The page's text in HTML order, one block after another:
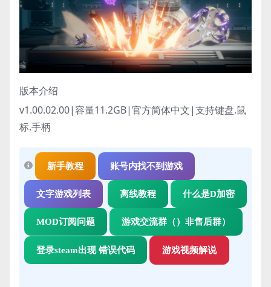
版本介绍
v1.00.02.00|容量11.2GB|官方简体中文|支持键盘.鼠
标.手柄
新手教程 账号内找不到游戏
文字游戏列表 离线教程 什么是D加密
MOD订阅问题 游戏交流群（）非售后群）
登录steam出现 错误代码 游戏视频解说